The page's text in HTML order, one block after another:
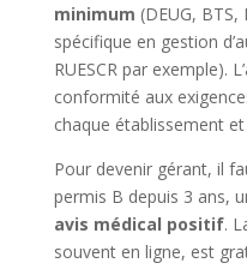
minimum (DEUG,
spécifique en gestion
RUESCR par exemple).
conformité aux
chaque établissement
Pour devenir gérant, il
permis B depuis 3 ans,
avis médical positif.
souvent en ligne, est